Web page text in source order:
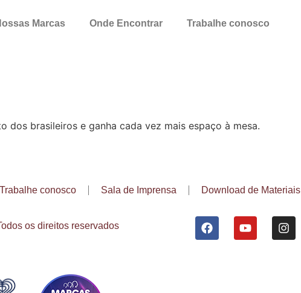
Marcas Onde Encontrar Trabalhe conosco
brasileiros e ganha cada vez mais espaço à mesa.
Trabalhe conosco Sala de Imprensa Download de Materiais
os direitos reservados